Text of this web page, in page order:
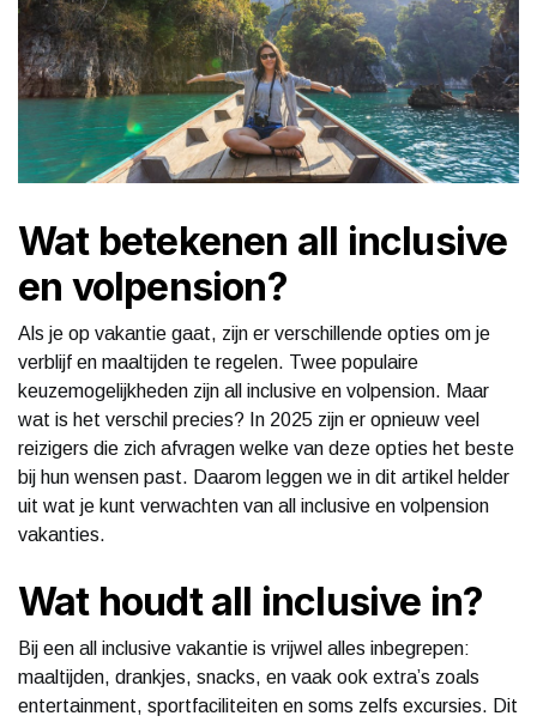
Wat betekenen all inclusive
en volpension?
Als je op vakantie gaat, zijn er verschillende opties om je
verblijf en maaltijden te regelen. Twee populaire
keuzemogelijkheden zijn all inclusive en volpension. Maar
wat is het verschil precies? In 2025 zijn er opnieuw veel
reizigers die zich afvragen welke van deze opties het beste
bij hun wensen past. Daarom leggen we in dit artikel helder
uit wat je kunt verwachten van all inclusive en volpension
vakanties.
Wat houdt all inclusive in?
Bij een all inclusive vakantie is vrijwel alles inbegrepen:
maaltijden, drankjes, snacks, en vaak ook extra’s zoals
entertainment, sportfaciliteiten en soms zelfs excursies. Dit